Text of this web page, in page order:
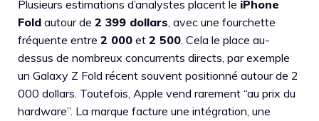
Plusieurs estimations d’analystes placent le iPhone
Fold autour de 2 399 dollars, avec une fourchette
fréquente entre 2 000 et 2 500. Cela le place au-
dessus de nombreux concurrents directs, par exemple
un Galaxy Z Fold récent souvent positionné autour de 2
000 dollars. Toutefois, Apple vend rarement “au prix du
hardware”. La marque facture une intégration, une